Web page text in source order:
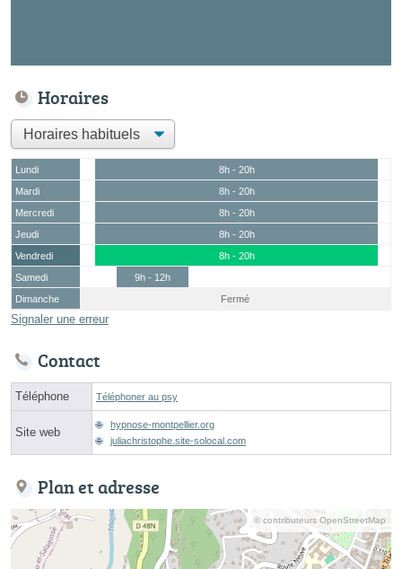
Horaires
Lundi
8h - 20h
Mardi
8h - 20h
Mercredi
8h - 20h
Jeudi
8h - 20h
Vendredi
8h - 20h
Samedi
9h - 12h
Dimanche
Fermé
Signaler une erreur
Contact
Téléphone Téléphoner au psy
Site web
hypnose-montpellier.org
juliachristophe.site-solocal.com
Plan et adresse
© contributeurs OpenStreetMap